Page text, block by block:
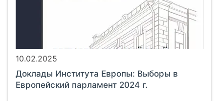
10.02.2025
Доклады Института Европы: Выборы в
Европейский парламент 2024 г.